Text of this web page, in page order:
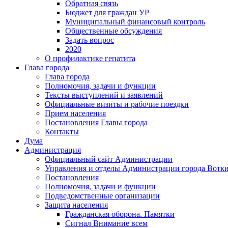
Обратная связь
Бюджет для граждан УР
Муниципальный финансовый контроль
Общественные обсуждения
Задать вопрос
2020
О профилактике гепатита
Глава города
Глава города
Полномочия, задачи и функции
Тексты выступлений и заявлений
Официальные визиты и рабочие поездки
Прием населения
Постановления Главы города
Контакты
Дума
Администрация
Официальный сайт Администрации
Управления и отделы Администрации города
Постановления
Полномочия, задачи и функции
Подведомственные организации
Защита населения
Гражданская оборона. Памятки
Сигнал Внимание всем